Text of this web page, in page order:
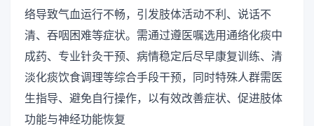
络导致气血运行不畅，引发肢体活动不利、说话不
清、吞咽困难等症状。需通过遵医嘱选用通络化痰中
成药、专业针灸干预、病情稳定后尽早康复训练、清
淡化痰饮食调理等综合手段干预，同时特殊人群需医
生指导、避免自行操作，以有效改善症状、促进肢体
功能与神经功能恢复